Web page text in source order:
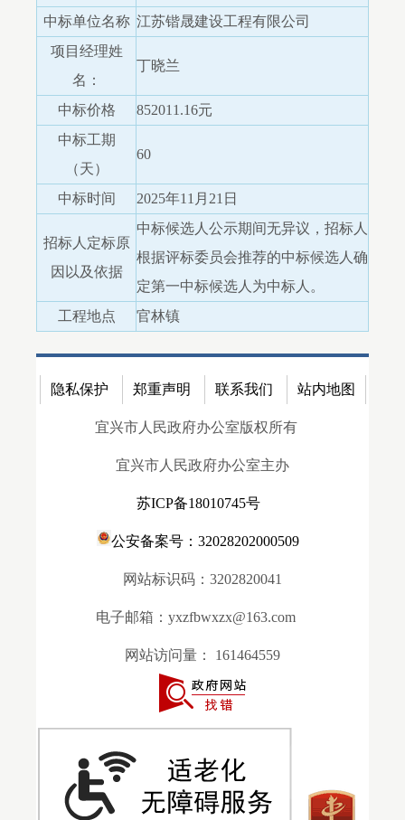
中标单位名称 江苏锴晟建设工程有限公司
项目经理姓
名：
丁晓兰
中标价格
852011.16元
中标工期
（天）
60
中标时间 2025年11月21日
招标人定标原
因以及依据
中标候选人公示期间无异议，招标人
根据评标委员会推荐的中标候选人确
定第一中标候选人为中标人。
工程地点
官林镇
隐私保护 郑重声明 联系我们 站内地图
宜兴市人民政府办公室版权所有
宜兴市人民政府办公室主办
苏ICP备18010745号
公安备案号：32028202000509
网站标识码：3202820041
电子邮箱：yxzfbwxzx@163.com
网站访问量： 161464559